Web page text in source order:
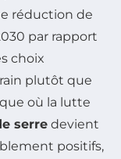
réduction de
par rapport
choix
plutôt que
où la lutte
serre devient
positifs,